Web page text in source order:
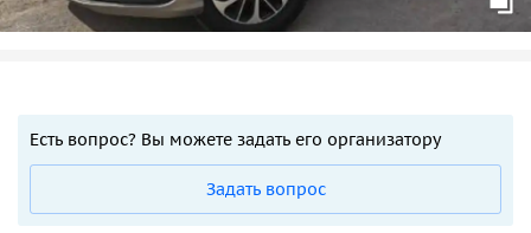
Есть вопрос? Вы можете задать его организатору
Задать вопрос